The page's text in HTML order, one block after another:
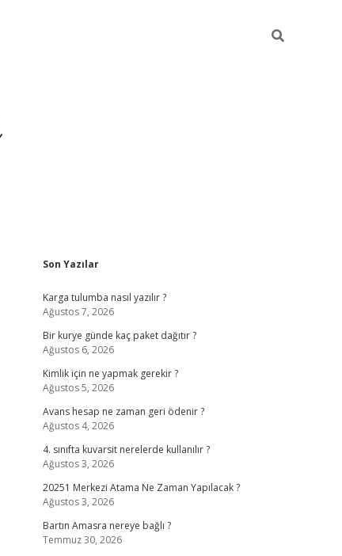
Sidebar
Son Yazılar
Karga tulumba nasıl yazılır ?
Ağustos 7, 2026
Bir kurye günde kaç paket dağıtır ?
Ağustos 6, 2026
Kimlik için ne yapmak gerekir ?
Ağustos 5, 2026
Avans hesap ne zaman geri ödenir ?
Ağustos 4, 2026
4. sınıfta kuvarsit nerelerde kullanılır ?
Ağustos 3, 2026
20251 Merkezi Atama Ne Zaman Yapılacak ?
Ağustos 3, 2026
Bartın Amasra nereye bağlı ?
Temmuz 30, 2026